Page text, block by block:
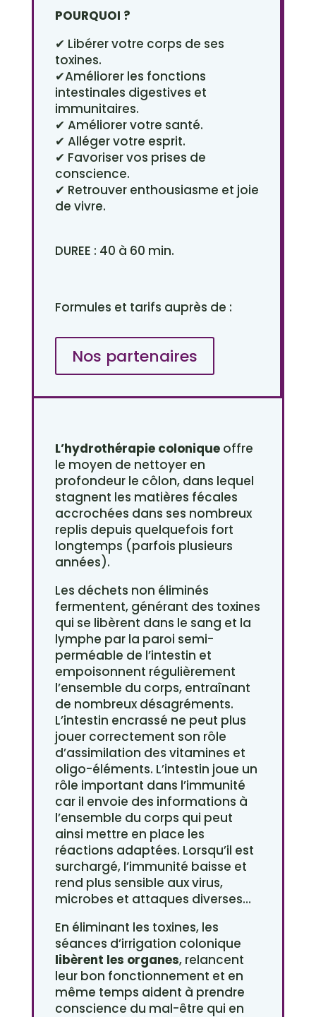
POURQUOI ?
✔ Libérer votre corps de ses
toxines.
✔Améliorer les fonctions
intestinales digestives et
immunitaires.
✔ Améliorer votre santé.
✔ Alléger votre esprit.
✔ Favoriser vos prises de
conscience.
✔ Retrouver enthousiasme et joie
de vivre.
DUREE : 40 à 60 min.
Formules et tarifs auprès de :
Nos partenaires
L’hydrothérapie coloniqueoffre
le moyen de nettoyer en
profondeur le côlon, dans lequel
stagnent les matières fécales
accrochées dans ses nombreux
replis depuis quelquefois fort
longtemps (parfois plusieurs
années).
Les déchets non éliminés
fermentent, générant des toxines
qui se libèrent dans le sang et la
lymphe par la paroi semi-
perméable de l’intestin et
empoisonnent régulièrement
l’ensemble du corps, entraînant
de nombreux désagréments.
L’intestin encrassé ne peut plus
jouer correctement son rôle
d’assimilation des vitamines et
oligo-éléments. L’intestin joue un
rôle important dans l’immunité
car il envoie des informations à
l’ensemble du corps qui peut
ainsi mettre en place les
réactions adaptées. Lorsqu’il est
surchargé, l’immunité baisse et
rend plus sensible aux virus,
microbes et attaques diverses…
En éliminant les toxines, les
séances d’irrigation colonique
libèrent les organes, relancent
leur bon fonctionnement et en
même temps aident à prendre
conscience du mal-être qui en